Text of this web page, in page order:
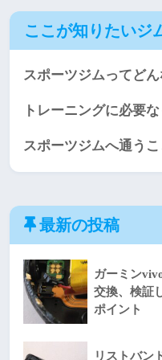
ここが知りたいジ
スポーツジムってどん
トレーニングに必要
スポーツジムへ通う
最新の投稿
ガーミン
交換、検証
ポイント
リストバン